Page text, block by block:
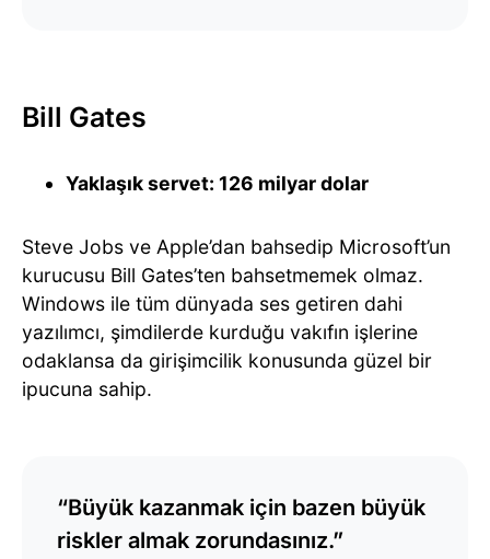
Bill Gates
Yaklaşık servet: 126 milyar dolar
Steve Jobs ve Apple’dan bahsedip Microsoft’un
kurucusu Bill Gates’ten bahsetmemek olmaz.
Windows ile tüm dünyada ses getiren dahi
yazılımcı, şimdilerde kurduğu vakıfın işlerine
odaklansa da girişimcilik konusunda güzel bir
ipucuna sahip.
“Büyük kazanmak için bazen büyük
riskler almak zorundasınız.”